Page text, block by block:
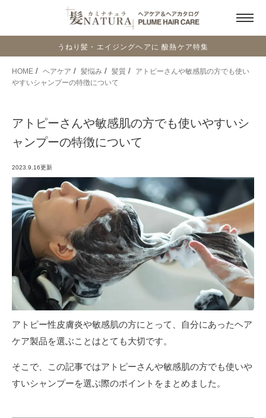
うねり髪・エイジングヘアに 酸熱ケア特集
HOME ヘアケア 髪悩み 髪質
アトピーさんや敏感肌の方でも使い
やすいシャンプーの特徴について
アトピーさんや敏感肌の方でも使いやすいシ
ャンプーの特徴について
2023.9.16更新
アトピー性皮膚炎や敏感肌の方にとって、自分にあったヘア
ケア製品を選ぶことはとても大切です。
そこで、この記事ではアトピーさんや敏感肌の方でも使いや
すいシャンプーを選ぶ際のポイントをまとめました。